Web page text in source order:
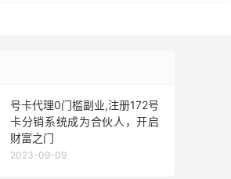
号卡代理0门槛副业,注册172号
卡分销系统成为合伙人，开启
财富之门
2023-09-09